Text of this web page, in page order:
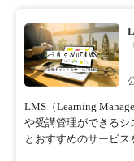
LMS（Learning
や受講管理ができるシ
とおすすめのサービス